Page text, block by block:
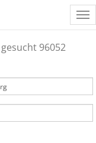
96052